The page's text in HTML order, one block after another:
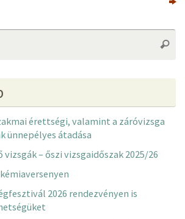
érettségi, valamint a záróvizsga
ünnepélyes átadása
– őszi vizsgaidőszak 2025/26
2026 rendezvényen is